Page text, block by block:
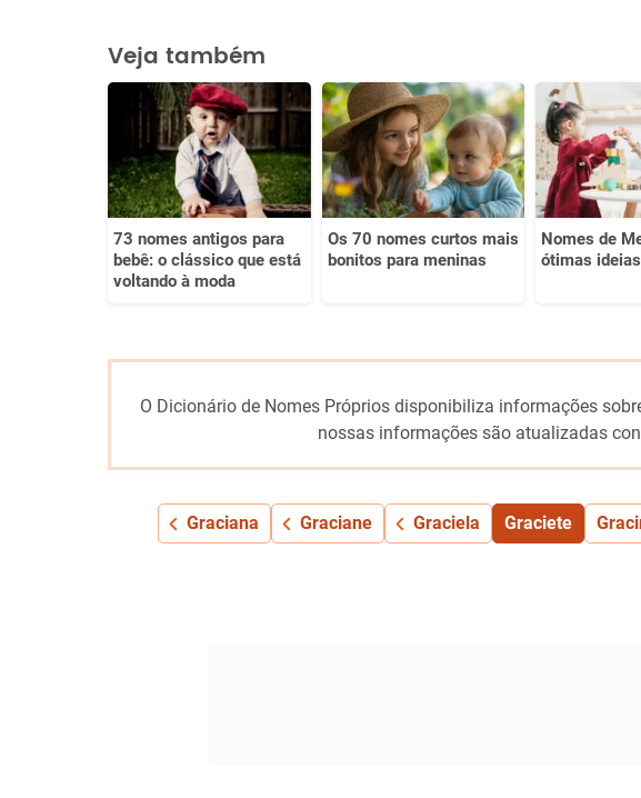
Este conteúdo contém informação incorreta
Este conteúdo não tem a informação que procuro
Outro
Veja também
73 nomes antigos para
bebê: o clássico que está
voltando à moda
Os 70 nomes curtos mais
bonitos para meninas
Nomes de
ótimas
O Dicionário de Nomes Próprios disponibiliza informações
nossas informações são atualizadas
Graciana Graciane Graciela Graciete